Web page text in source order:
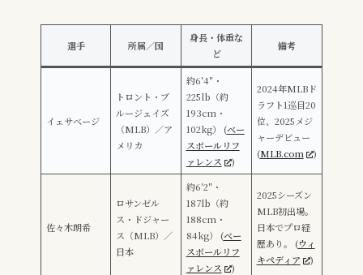
選手 所属／国
身長・体重な
ど
備考
イェサベージ
トロント・ブ
ルージェイズ
（MLB）／ア
メリカ
約6′4″・
225lb（約
193cm・
102kg） (ベー
スボールリフ
ァレンス
)
2024年MLBド
ラフト1巡目20
位、2025メジ
ャーデビュー
(MLB.com )
佐々木朗希
ロサンゼル
ス・ドジャー
ス（MLB）／
日本
約6′2″・
187lb（約
188cm・
84kg） (ベー
スボールリフ
ァレンス
)
2025シーズン
MLB初出場。
日本でプロ経
歴あり。 (ウィ
キペディア
)